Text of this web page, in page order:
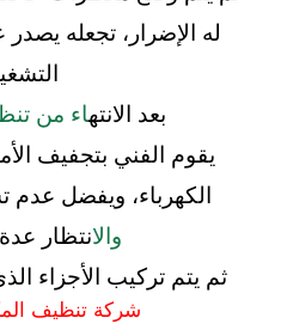
له الإضرار، تجعله
بعد الانتهاء من
يقوم الفني بتجفيف
الكهرباء، ويفضل عدم
والانتظار
ثم يتم تركيب الأجزاء
شركة تنظيف